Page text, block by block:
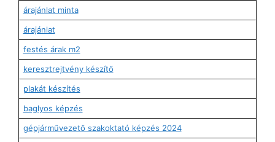
árajánlat minta
árajánlat
festés árak m2
keresztrejtvény készítő
plakát készítés
baglyos képzés
gépjárművezető szakoktató képzés 2024